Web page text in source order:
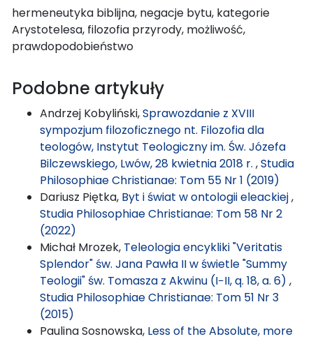
hermeneutyka biblijna, negacje bytu, kategorie
Arystotelesa, filozofia przyrody, możliwość,
prawdopodobieństwo
Podobne artykuły
Andrzej Kobyliński,Sprawozdanie z XVIII
sympozjum filozoficznego nt. Filozofia dla
teologów, Instytut Teologiczny im. Św. Józefa
Bilczewskiego, Lwów, 28 kwietnia 2018 r. ,Studia
Philosophiae Christianae: Tom 55 Nr 1 (2019)
Dariusz Piętka, Byt i świat w ontologii eleackiej,
Studia Philosophiae Christianae: Tom 58 Nr 2
(2022)
Michał Mrozek, Teleologia encykliki "Veritatis
Splendor" św. Jana Pawła II w świetle "Summy
Teologii" św. Tomasza z Akwinu (I−II, q. 18, a. 6) ,
Studia Philosophiae Christianae: Tom 51 Nr 3
(2015)
Paulina Sosnowska, Less of the Absolute, more